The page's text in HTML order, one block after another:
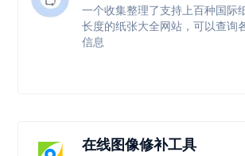
一个收集整理了支持上百种国际
长度的纸张大全网站，可以查询
信息
在线图像修补工具